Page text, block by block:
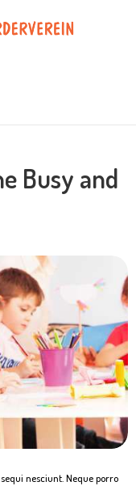
Busy and
nesciunt. Neque porro